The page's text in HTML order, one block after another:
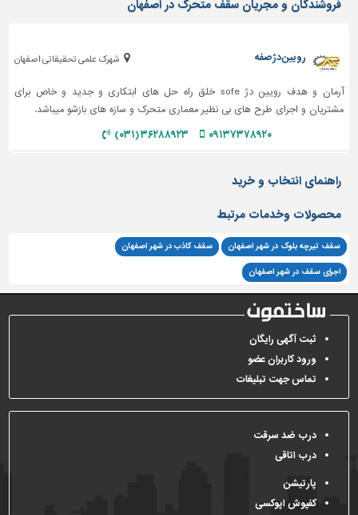
برقی،روشنایی،ایمنی
سازی
نما
ساخت
ساز
تاسیسات
ترافیک
و
سازه
سایر
فروشندگان و مجریان سقف متحرک در اصفهان
شهرک علمی تحقیقاتی اصفهان رویین دژ صفه
آرمان و هدف رویین دژ sofe خلق راه حل های ابتکاری و جدید و خاص برای
مشتریان و اجرای طرح های بی نظیر معماری متحرک و سازه های بازشو میباشد.
۰۹۱۳۷۳۷۸۹۲۰ ۳۶۲۸۸۹۲۳ (۰۳۱)
راهنمای انتخاب و خرید
محصولات وخدمات مرتبط
سقف تیرچه بلوک در شهر اصفهان سقف کاذب در شهر اصفهان
اجرای سقف در شهر اصفهان
ثبت آگهی رایگان
ورود کاربران عضو
تماس جهت تبلیغات
درب ضد سرقت
درب اتاقی
پارتیشن
کفپوش اپوکسی